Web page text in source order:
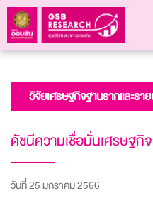
Skip
วิจัยเศรษฐกิจฐานรากและรา
ดัชนีความเชื่อมั่นเศรษฐ
วันที่ 25 มกราคม 2566